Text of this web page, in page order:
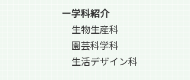
ー学科紹介
生物生産科
園芸科学科
生活デザイン科